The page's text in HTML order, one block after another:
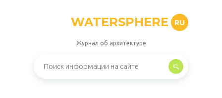
WATERSPHERE RU
Журнал об архитектуре